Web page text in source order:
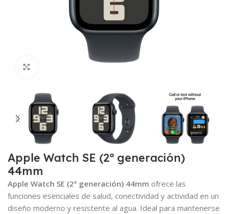
Apple Watch SE (2ª generación)
44mm
Apple Watch SE (2ª generación) 44mm ofrece las
funciones esenciales de salud, conectividad y actividad en un
diseño moderno y resistente al agua. Ideal para mantenerse